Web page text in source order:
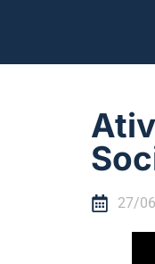
27/